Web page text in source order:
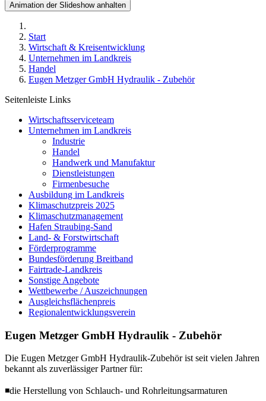
Animation der Slideshow anhalten
Start
Wirtschaft & Kreisentwicklung
Unternehmen im Landkreis
Handel
Eugen Metzger GmbH Hydraulik - Zubehör
Seitenleiste Links
Wirtschaftsserviceteam
Unternehmen im Landkreis
Industrie
Handel
Handwerk und Manufaktur
Dienstleistungen
Firmenbesuche
Ausbildung im Landkreis
Klimaschutzpreis 2025
Klimaschutzmanagement
Hafen Straubing-Sand
Land- & Forstwirtschaft
Förderprogramme
Bundesförderung Breitband
Fairtrade-Landkreis
Sonstige Angebote
Wettbewerbe / Auszeichnungen
Ausgleichsflächenpreis
Regionalentwicklungsverein
Eugen Metzger GmbH Hydraulik - Zubehör
Die Eugen Metzger GmbH Hydraulik-Zubehör ist seit vielen Jahren
bekannt als zuverlässiger Partner für:
◾die Herstellung von Schlauch- und Rohrleitungsarmaturen